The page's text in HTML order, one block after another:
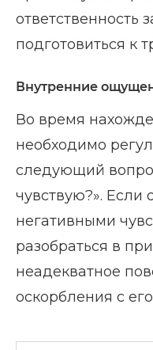
ответственность
подготовиться к
Внутренние
Во время
необходимо
следующий
чувствую?». Если
негативными
разобраться в
неадекватное
оскорбления с